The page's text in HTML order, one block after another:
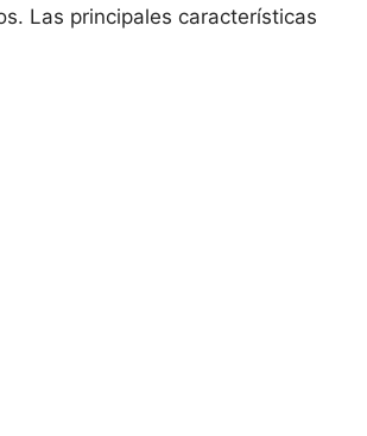
Las principales características